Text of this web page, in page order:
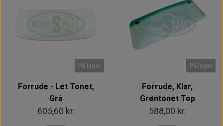
På lager
Forrude - Let Tonet,
Grå
605,60 kr.
På lager
Forrude, Klar,
Grøntonet Top
588,00 kr.